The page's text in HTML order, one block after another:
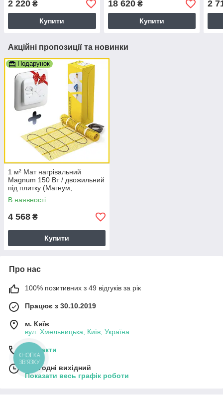
2 220 ₴
Купити
плитку (Чехія)
18 620₴
Купити
2
Акційні пропозиції та новинки
Подарунок
1 м² Мат нагрівальний
Magnum 150 Вт / двожильний
під плитку (Магнум,
Нідерланди)
В наявності
4 568 ₴
Купити
Про нас
100% позитивних з 49 відгуків за рік
Працює з 30.10.2019
м. Київ
вул. Хмельницька, Київ, Україна
Контакти
Сьогодні вихідний
Показати весь графік роботи
КНОПКА
ЗВ'ЯЗКУ